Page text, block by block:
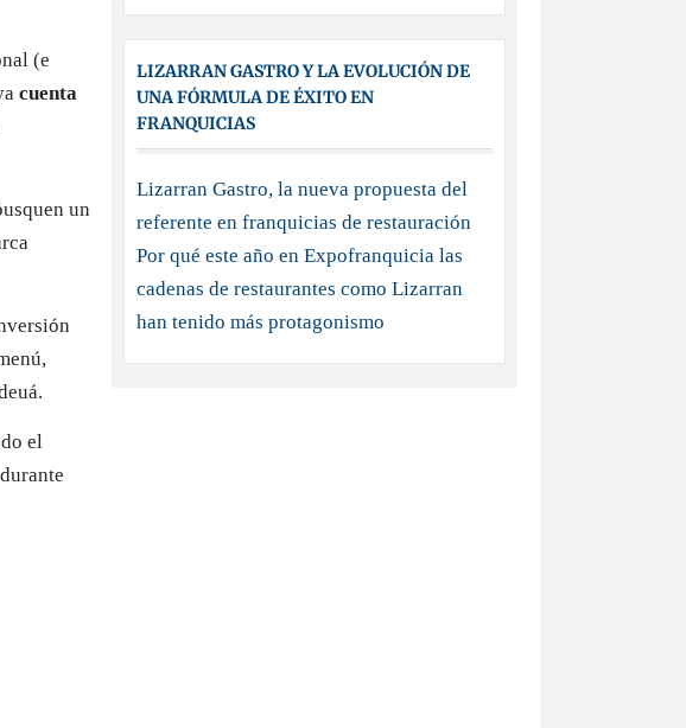
LIZARRAN GASTRO Y LA EVOLUCIÓN DE
UNA FÓRMULA DE ÉXITO EN
FRANQUICIAS
Lizarran Gastro, la nueva propuesta del
referente en franquicias de restauración
Por qué este año en Expofranquicia las
cadenas de restaurantes como Lizarran
han tenido más protagonismo